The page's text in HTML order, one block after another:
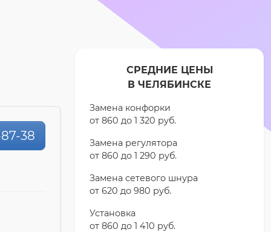
38
СРЕДНИЕ ЦЕНЫ
В ЧЕЛЯБИНСКЕ
Замена конфорки
от 860 до 1 320 pyб.
Замена регулятора
от 860 до 1 290 pyб.
Замена сетевого шнура
от 620 до 980 pyб.
Установка
от 860 до 1 410 pyб.